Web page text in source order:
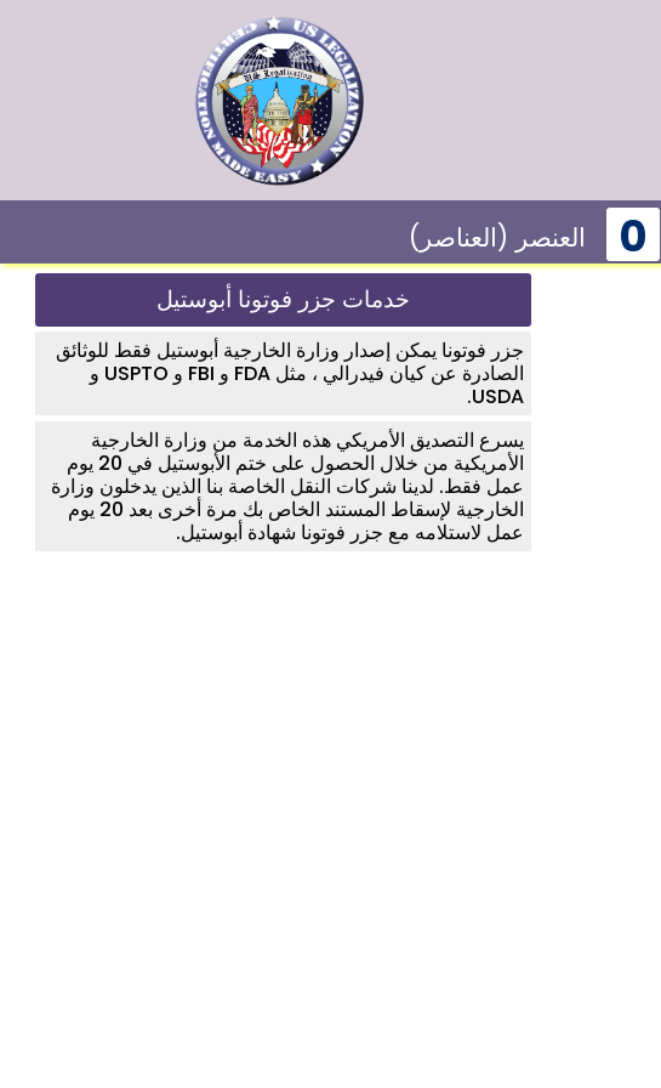
0 العنصر (العناصر)
خدمات جزر فوتونا أبوستيل
جزر فوتونا يمكن إصدار وزارة الخارجية أبوستيل فقط للوثائق
الصادرة عن كيان فيدرالي ، مثل FDA و FBI و USPTO و
USDA.
يسرع التصديق الأمريكي هذه الخدمة من وزارة الخارجية
الأمريكية من خلال الحصول على ختم الأبوستيل في 20 يوم
عمل فقط. لدينا شركات النقل الخاصة بنا الذين يدخلون وزارة
الخارجية لإسقاط المستند الخاص بك مرة أخرى بعد 20 يوم
عمل لاستلامه مع جزر فوتونا شهادة أبوستيل.